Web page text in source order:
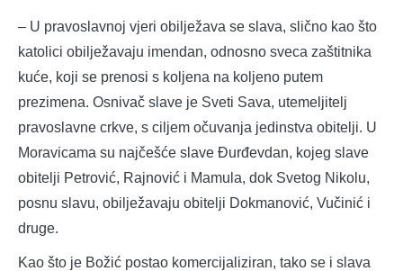
– U pravoslavnoj vjeri obilježava se slava, slično kao što
katolici obilježavaju imendan, odnosno sveca zaštitnika
kuće, koji se prenosi s koljena na koljeno putem
prezimena. Osnivač slave je Sveti Sava, utemeljitelj
pravoslavne crkve, s ciljem očuvanja jedinstva obitelji. U
Moravicama su najčešće slave Đurđevdan, kojeg slave
obitelji Petrović, Rajnović i Mamula, dok Svetog Nikolu,
posnu slavu, obilježavaju obitelji Dokmanović, Vučinić i
druge.
Kao što je Božić postao komercijaliziran, tako se i slava